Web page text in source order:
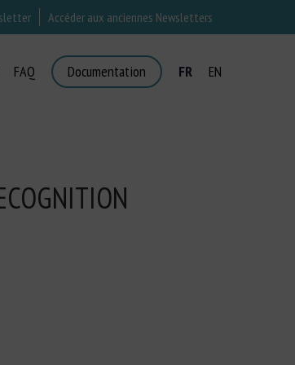
Accéder aux anciennes Newsletters
FAQ Documentation FR EN